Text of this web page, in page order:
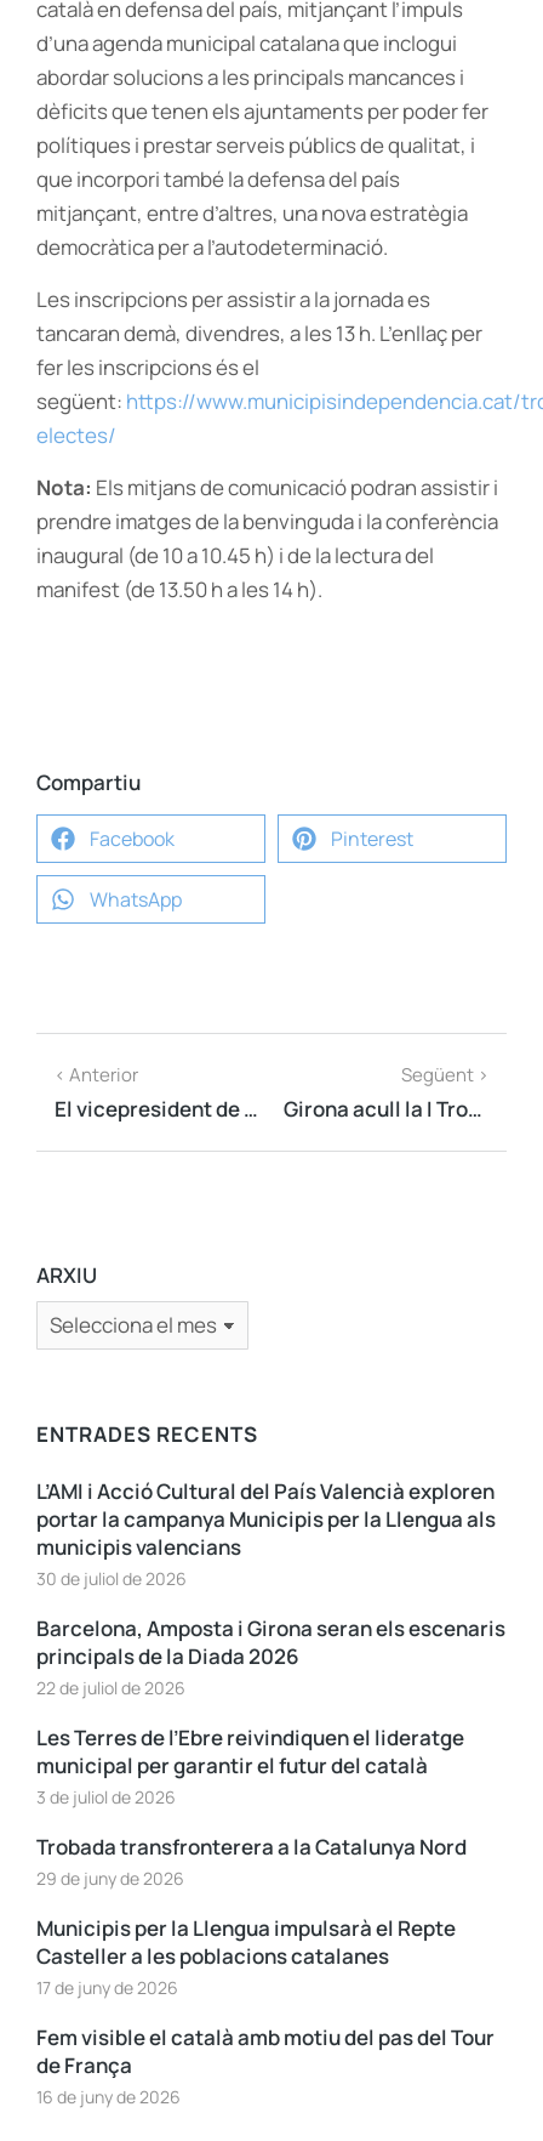
català en defensa del país, mitjançant l’impuls
d’una agenda municipal catalana que inclogui
abordar solucions a les principals mancances i
dèficits que tenen els ajuntaments per poder fer
polítiques i prestar serveis públics de qualitat, i
que incorpori també la defensa del país
mitjançant, entre d’altres, una nova estratègia
democràtica per a l’autodeterminació.
Les inscripcions per assistir a la jornada es
tancaran demà, divendres, a les 13 h. L’enllaç per
fer les inscripcions és el
següent: https://www.municipisindependencia.cat/
electes/
Nota: Els mitjans de comunicació podran assistir i
prendre imatges de la benvinguda i la conferència
inaugural (de 10 a 10.45 h) i de la lectura del
manifest (de 13.50 h a les 14 h).
Compartiu
Facebook Pinterest
WhatsApp
< Anterior
El vicepresident de l’AMI assisteix a l’acte de nomenament del nou President del Consell per la República
Següent >
Girona acull la I Trobada Nacional d’Electes Locals amb un clam per reactivar el municipalisme sobiranista
ARXIU
ENTRADES RECENTS
L’AMI i Acció Cultural del País Valencià exploren
portar la campanya Municipis per la Llengua als
municipis valencians
30 de juliol de 2026
Barcelona, Amposta i Girona seran els escenaris
principals de la Diada 2026
22 de juliol de 2026
Les Terres de l’Ebre reivindiquen el lideratge
municipal per garantir el futur del català
3 de juliol de 2026
Trobada transfronterera a la Catalunya Nord
29 de juny de 2026
Municipis per la Llengua impulsarà el Repte
Casteller a les poblacions catalanes
17 de juny de 2026
Fem visible el català amb motiu del pas del Tour
de França
16 de juny de 2026